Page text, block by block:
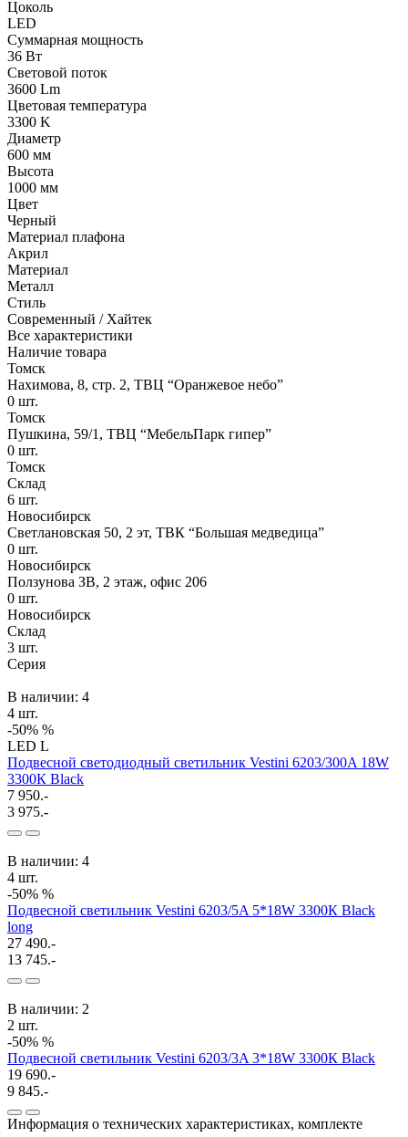
Цоколь
LED
Суммарная мощность
36 Вт
Световой поток
3600 Lm
Цветовая температура
3300 K
Диаметр
600 мм
Высота
1000 мм
Цвет
Черный
Материал плафона
Акрил
Материал
Металл
Стиль
Современный / Хайтек
Все характеристики
Наличие товара
Томск
Нахимова, 8, стр. 2​, ТВЦ “Оранжевое небо​”
0 шт.
Томск
Пушкина, 59/1, ТВЦ “МебельПарк гипер”
0 шт.
Томск
Склад
6 шт.
Новосибирск
Светлановская 50, 2 эт, ТВК “Большая медведица”
0 шт.
Новосибирск
Ползунова ЗВ, 2 этаж, офис 206
0 шт.
Новосибирск
Склад
3 шт.
Серия
В наличии: 4
4 шт.
-50% %
LED L
Подвесной светодиодный светильник Vestini 6203/300A 18W
3300К Black
7 950.-
3 975.-
В наличии: 4
4 шт.
-50% %
Подвесной светильник Vestini 6203/5A 5*18W 3300К Black
long
27 490.-
13 745.-
В наличии: 2
2 шт.
-50% %
Подвесной светильник Vestini 6203/3A 3*18W 3300К Black
19 690.-
9 845.-
Информация о технических характеристиках, комплекте